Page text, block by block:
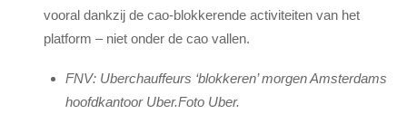
vooral dankzij de cao-blokkerende activiteiten van het
platform – niet onder de cao vallen.
FNV: Uberchauffeurs ‘blokkeren’ morgen Amsterdams
hoofdkantoor Uber.Foto Uber.